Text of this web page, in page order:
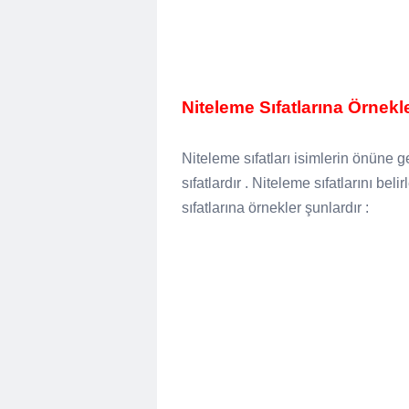
Niteleme Sıfatlarına
Niteleme sıfatları isimlerin önüne
sıfatlardır . Niteleme sıfatlarını
sıfatlarına örnekler şunlardır :